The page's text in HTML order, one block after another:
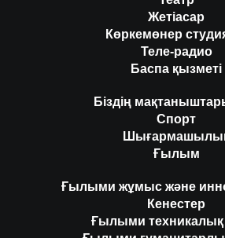
Жетіасар
Көркемөнер
Теле-радио
Баспа қызметі
Біздің
Спорт
Ғылым
Ғылыми жұмыс және
Кенестер
Ғылыми техникалық